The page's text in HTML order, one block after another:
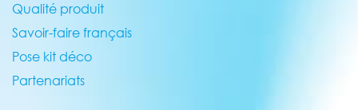
Qualité produit
Savoir-faire français
Pose kit déco
Partenariats